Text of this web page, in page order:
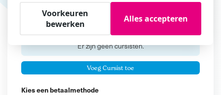
Cursisten
Voeg cursisten toe
Voornaam
Tussenvoegsel
Er zijn geencursisten.
Voeg Cursist toe
Kies een betaalmethode
Voorkeuren
bewerken
Alles accepteren